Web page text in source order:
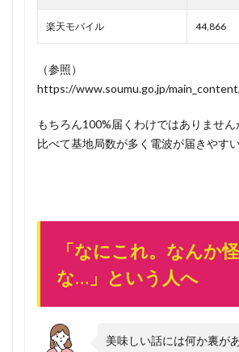
楽天モバイル 44,866
（参照）
https://www.soumu.go.jp/
もちろん100%届くわけではありません
比べて基地局数が多く電波が届きやす
「なにこれ。なんか
な…」という人へ
美味しい話には何か裏が